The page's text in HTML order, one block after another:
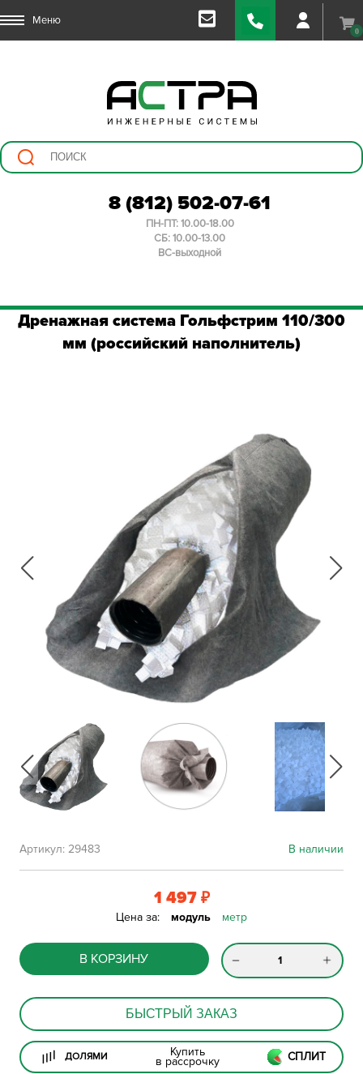
Меню
0
8 (812) 502-07-61
ПН-ПТ: 10.00-18.00
СБ: 10.00-13.00
ВС-выходной
Дренажная система Гольфстрим 110/300
мм (российский наполнитель)
В наличии
Артикул: 29483
1 497 ₽
Цена за: модуль метр
В КОРЗИНУ
БЫСТРЫЙ ЗАКАЗ
ДОЛЯМИ Купить
в рассрочку СПЛИТ